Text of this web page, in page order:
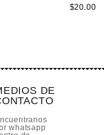
$20.00
DE
whatsapp